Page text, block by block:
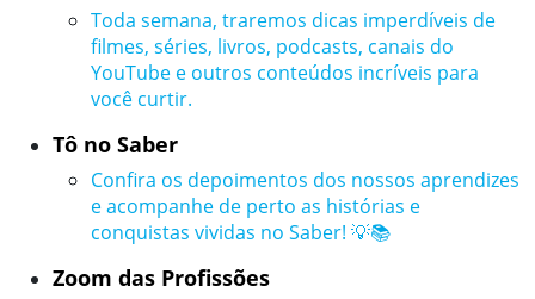
Toda semana, traremos dicas imperdíveis de
filmes, séries, livros, podcasts, canais do
YouTube e outros conteúdos incríveis para
você curtir.
Tô no Saber
Confira os depoimentos dos nossos aprendizes
e acompanhe de perto as histórias e
conquistas vividas no Saber! 💡📚
Zoom das Profissões